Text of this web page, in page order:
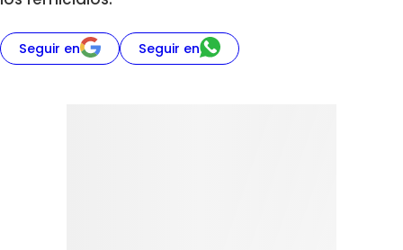
Seguir en Seguir en